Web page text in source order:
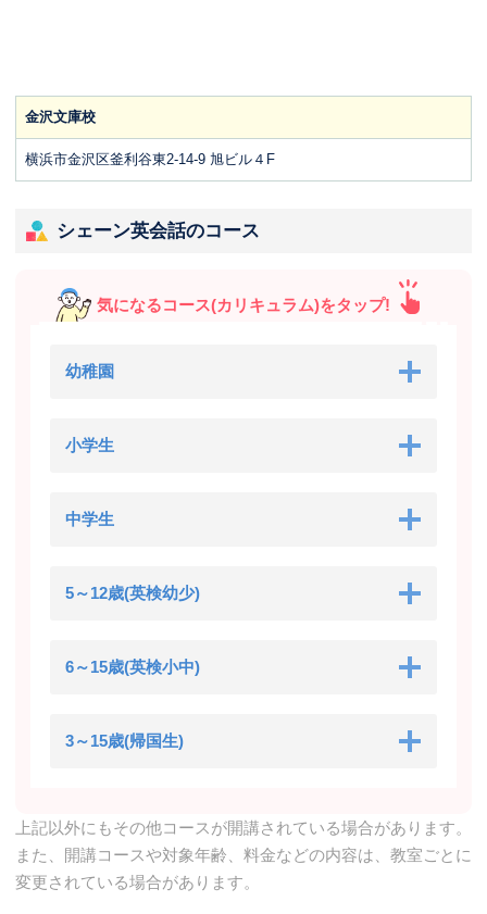
金沢文庫校
横浜市金沢区釜利谷東2-14-9 旭ビル４F
シェーン英会話のコース
気になるコース(カリキュラム)をタップ!
幼稚園
小学生
中学生
5～12歳(英検幼少)
6～15歳(英検小中)
3～15歳(帰国生)
上記以外にもその他コースが開講されている場合があります。
また、開講コースや対象年齢、料金などの内容は、教室ごとに
変更されている場合があります。